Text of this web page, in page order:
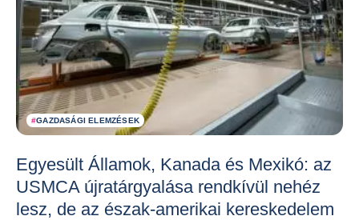
#GAZDASÁGI ELEMZÉSEK
Egyesült Államok, Kanada és Mexikó: az
USMCA újratárgyalása rendkívül nehéz
lesz, de az észak-amerikai kereskedelem